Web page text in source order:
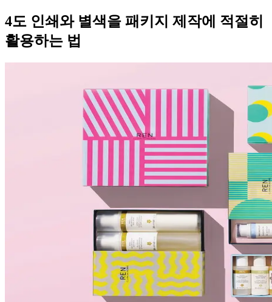
4도 인쇄와 별색을 패키지 제작에 적절히
활용하는 법